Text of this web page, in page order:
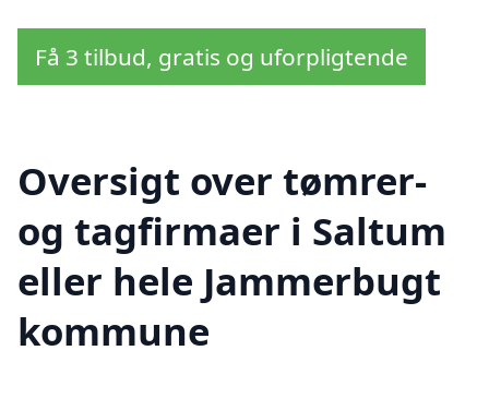
Få 3 tilbud, gratis og uforpligtende
Oversigt over tømrer-
og tagfirmaer i Saltum
eller hele Jammerbugt
kommune